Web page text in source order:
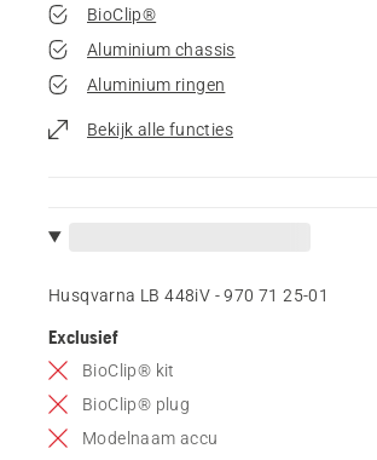
BioClip®
Aluminium chassis
Aluminium ringen
Bekijk alle functies
Husqvarna LB 448iV - 970 71 25‑01
Exclusief
BioClip® kit
BioClip® plug
Modelnaam accu